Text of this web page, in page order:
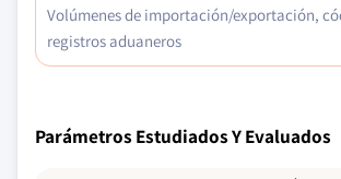
Volúmenes de importación/exportación,
registros aduaneros
Parámetros Estudiados Y Evaluados